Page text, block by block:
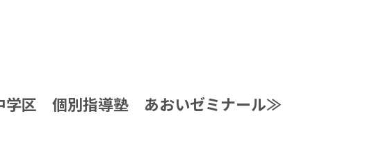
学区 個別指導塾 あおいゼミナール≫